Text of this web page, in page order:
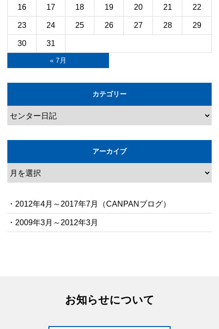
16 17 18 19 20 21 22
23 24 25 26 27 28 29
30 31
« 7月
カテゴリー
アーカイブ
・2012年4月～2017年7月（CANPANブログ）
・2009年3月～2012年3月
お知らせについて